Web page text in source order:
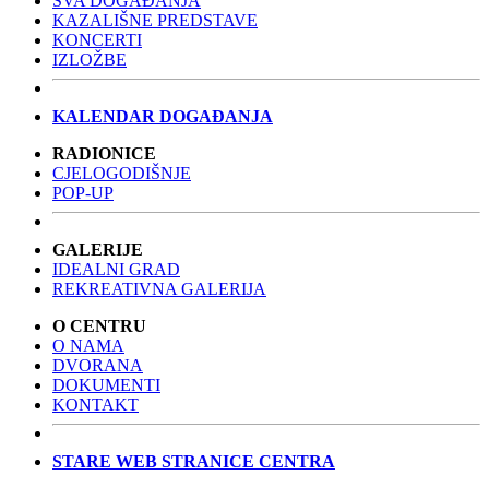
KAZALIŠNE PREDSTAVE
KONCERTI
IZLOŽBE
KALENDAR DOGAĐANJA
RADIONICE
CJELOGODIŠNJE
POP-UP
GALERIJE
IDEALNI GRAD
REKREATIVNA GALERIJA
O CENTRU
O NAMA
DVORANA
DOKUMENTI
KONTAKT
STARE WEB STRANICE CENTRA